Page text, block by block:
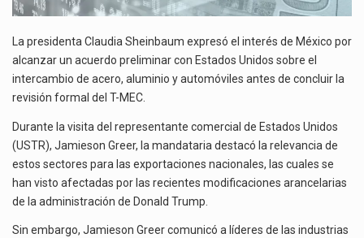
La presidenta Claudia Sheinbaum expresó el interés de México por
alcanzar un acuerdo preliminar con Estados Unidos sobre el
intercambio de acero, aluminio y automóviles antes de concluir la
revisión formal del T-MEC.
Durante la visita del representante comercial de Estados Unidos
(USTR), Jamieson Greer, la mandataria destacó la relevancia de
estos sectores para las exportaciones nacionales, las cuales se
han visto afectadas por las recientes modificaciones arancelarias
de la administración de Donald Trump.
Sin embargo, Jamieson Greer comunicó a líderes de las industrias